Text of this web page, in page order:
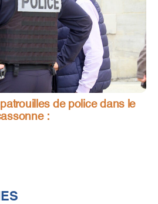
de police dans le
: